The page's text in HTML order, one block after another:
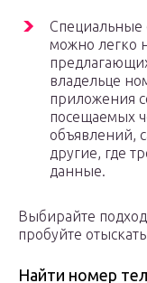
Специальные
можно легко
владельце
приложения
посещаемых
объявлений,
другие, где
данные.
Выбирайте
пробуйте
Найти номер